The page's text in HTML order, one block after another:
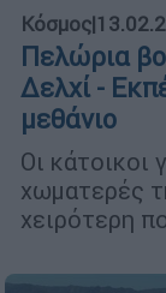
Κόσμος|
Πελώρια
Δελχί -
μεθάνιο
Οι κάτοικοι
χωματερές
χειρότερη